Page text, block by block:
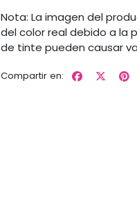
Nota: La imagen del
del color real debido a la
de tinte pueden causar
Compartir en: